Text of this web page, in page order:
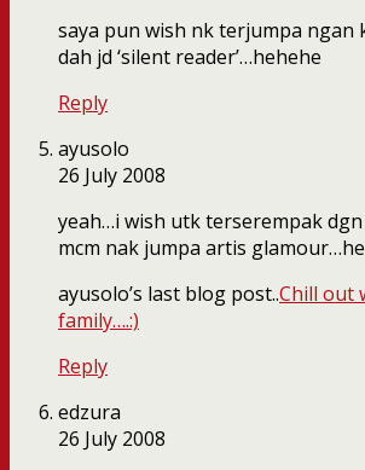
saya pun wish nk terjumpa ngan
dah jd ‘silent reader’…hehehe
Reply
ayusolo
26 July 2008
yeah…i wish utk terserempak
mcm nak jumpa artis
ayusolo’s last blog post..Chill out
family….:)
Reply
edzura
26 July 2008